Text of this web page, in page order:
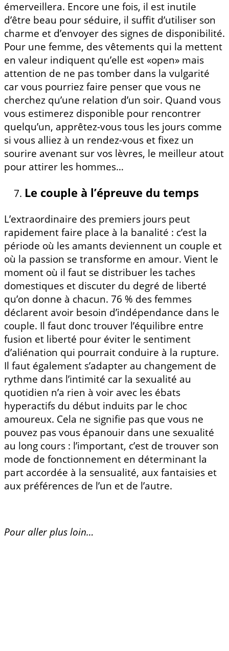
émerveillera. Encore une fois, il est inutile
d’être beau pour séduire, il suffit d’utiliser son
charme et d’envoyer des signes de disponibilité.
Pour une femme, des vêtements qui la mettent
en valeur indiquent qu’elle est «open» mais
attention de ne pas tomber dans la vulgarité
car vous pourriez faire penser que vous ne
cherchez qu’une relation d’un soir. Quand vous
vous estimerez disponible pour rencontrer
quelqu’un, apprêtez-vous tous les jours comme
si vous alliez à un rendez-vous et fixez un
sourire avenant sur vos lèvres, le meilleur atout
pour attirer les hommes…
Le couple à l’épreuve du temps
L’extraordinaire des premiers jours peut
rapidement faire place à la banalité : c’est la
période où les amants deviennent un couple et
où la passion se transforme en amour. Vient le
moment où il faut se distribuer les taches
domestiques et discuter du degré de liberté
qu’on donne à chacun. 76 % des femmes
déclarent avoir besoin d’indépendance dans le
couple. Il faut donc trouver l’équilibre entre
fusion et liberté pour éviter le sentiment
d’aliénation qui pourrait conduire à la rupture.
Il faut également s’adapter au changement de
rythme dans l’intimité car la sexualité au
quotidien n’a rien à voir avec les ébats
hyperactifs du début induits par le choc
amoureux. Cela ne signifie pas que vous ne
pouvez pas vous épanouir dans une sexualité
au long cours : l’important, c’est de trouver son
mode de fonctionnement en déterminant la
part accordée à la sensualité, aux fantaisies et
aux préférences de l’un et de l’autre.
Pour aller plus loin…